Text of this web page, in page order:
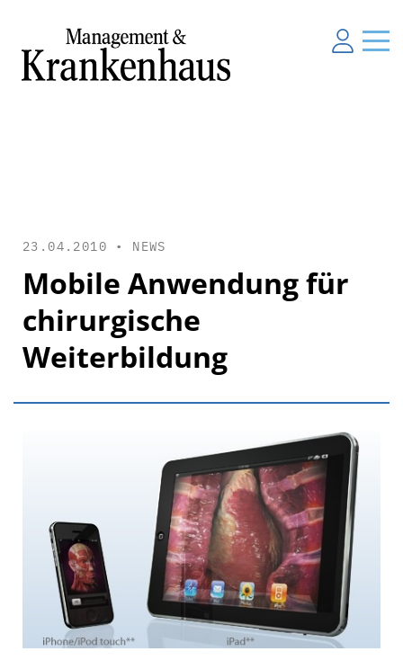
23.04.2010 • NEWS
Mobile Anwendung für
chirurgische
Weiterbildung